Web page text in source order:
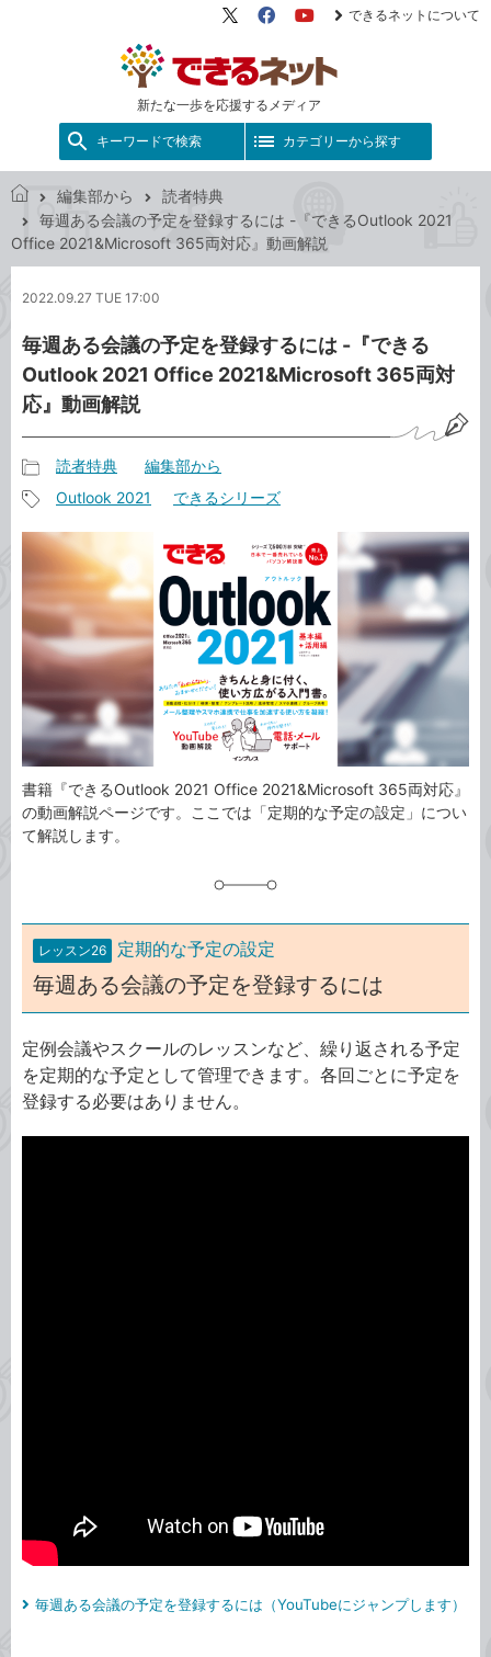
新たな一歩を応援するメディア
X（旧
FacebookYouTube
できるネットについて
キーワードで検索 カテゴリーから探す
で
き
ッ
編集部から
読者特典
毎週ある会議の予定を登録するには -『できるOutlook 2021
Office 2021&Microsoft 365両対応』動画解説
2022.09.27 TUE 17:00
毎週ある会議の予定を登録するには -『できる
Outlook 2021 Office 2021&Microsoft 365両対
応』動画解説
事
カ
ゴ
リ
読者特典 編集部から
事
Outlook 2021 できるシリーズ
書籍『できるOutlook 2021 Office 2021&Microsoft 365両対応』
の動画解説ページです。ここでは「定期的な予定の設定」につい
て解説します。
レッスン26 定期的な予定の設定
毎週ある会議の予定を登録するには
定例会議やスクールのレッスンなど、繰り返される予定
を定期的な予定として管理できます。各回ごとに予定を
登録する必要はありません。
毎週ある会議の予定を登録するには（YouTubeにジャンプします）